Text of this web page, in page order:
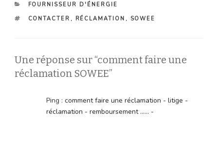
CATÉGORIES
FOURNISSEUR D'ÉNERGIE
ÉTIQUETTES
CONTACTER , RÉCLAMATION , SOWEE
Une réponse sur “comment faire une
réclamation SOWEE”
Ping : comment faire une réclamation - litige -
réclamation - remboursement ...... -